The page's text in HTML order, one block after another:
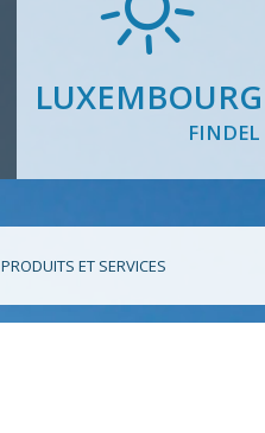
LUXEMBOURG
FINDEL
PRODUITS ET SERVICES